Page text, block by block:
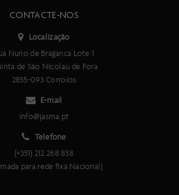
CONTACTE-NOS
Localização
Nuno de Braganca Lote 1
de São Nicolau de Fora
2855-093 Corroios
E-mail
info@jasma.pt
Telefone
(+351) 212 268 838
para rede fixa Nacional)